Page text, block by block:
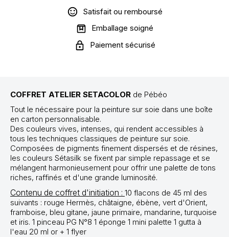
Satisfait ou remboursé
Emballage soigné
Paiement sécurisé
COFFRET ATELIER SETACOLOR de Pébéo
Tout le nécessaire pour la peinture sur soie dans une boîte
en carton personnalisable.
Des couleurs vives, intenses, qui rendent accessibles à
tous les techniques classiques de peinture sur soie.
Composées de pigments finement dispersés et de résines,
les couleurs Sétasilk se fixent par simple repassage et se
mélangent harmonieusement pour offrir une palette de tons
riches, raffinés et d'une grande luminosité.
Contenu de coffret d'initiation : 10 flacons de 45 ml des
suivants : rouge Hermès, châtaigne, ébène, vert d'Orient,
framboise, bleu gitane, jaune primaire, mandarine, turquoise
et iris. 1 pinceau PG N°8 1 éponge 1 mini palette 1 gutta à
l'eau 20 ml or + 1 flyer